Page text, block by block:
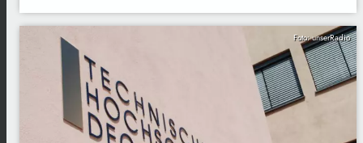
Foto: unserRadio